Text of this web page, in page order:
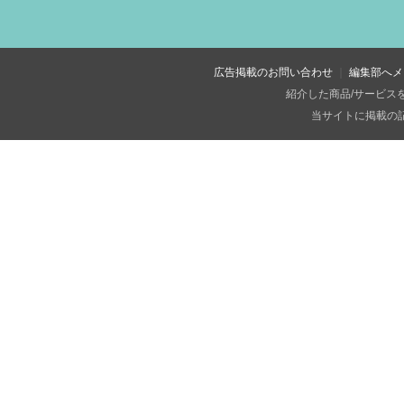
広告掲載のお問い合わせ
編集部へ
紹介した商品/サービス
当サイトに掲載の